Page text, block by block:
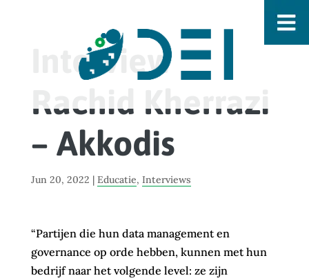
Interview
Rachid Kherrazi
– Akkodis
Jun 20, 2022 | Educatie, Interviews
“Partijen die hun data management en
governance op orde hebben, kunnen met hun
bedrijf naar het volgende level: ze zijn